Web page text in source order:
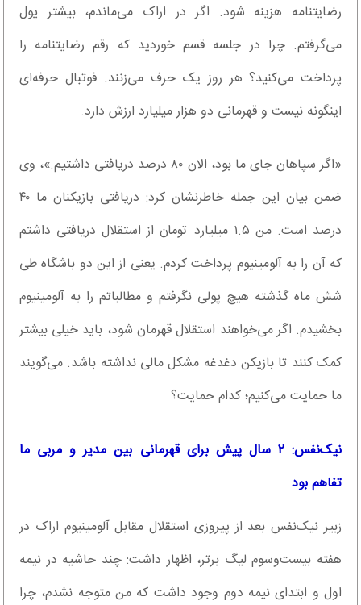
رضایتنامه هزینه شود. اگر در اراک می‌ماندم، بیشتر پول
می‌گرفتم. چرا در جلسه قسم خوردید که رقم رضایتنامه را
پرداخت می‌کنید؟ هر روز یک حرف می‌زنند. فوتبال حرفه‌ای
اینگونه نیست و قهرمانی دو هزار میلیارد ارزش دارد.
«اگر سپاهان جای ما بود، الان ۸۰ درصد دریافتی داشتیم.»، وی
ضمن بیان این جمله خاطرنشان کرد: دریافتی بازیکنان ما ۴۰
درصد است. من ۱.۵ میلیارد تومان از استقلال دریافتی داشتم
که آن را به آلومینیوم پرداخت کردم. یعنی از این دو باشگاه طی
شش ماه گذشته هیچ پولی نگرفتم و مطالباتم را به آلومینیوم
بخشیدم. اگر می‌خواهند استقلال قهرمان شود، باید خیلی بیشتر
کمک کنند تا بازیکن دغدغه مشکل مالی نداشته باشد. می‌گویند
ما حمایت می‌کنیم؛ کدام حمایت؟
نیک‌نفس: ۲ سال پیش برای قهرمانی بین مدیر و مربی ما
تفاهم بود
زبیر نیک‌نفس بعد از پیروزی استقلال مقابل آلومینیوم اراک در
هفته بیست‌وسوم لیگ برتر، اظهار داشت: چند حاشیه در نیمه
اول و ابتدای نیمه دوم وجود داشت که من متوجه نشدم، چرا